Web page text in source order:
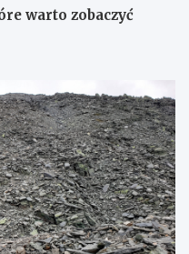
warto zobaczyć